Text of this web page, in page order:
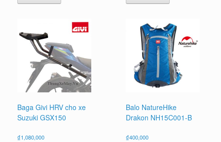
Baga Givi HRV cho xe
Suzuki GSX150
₫1,080,000
Balo NatureHike
Drakon NH15C001-B
₫400,000